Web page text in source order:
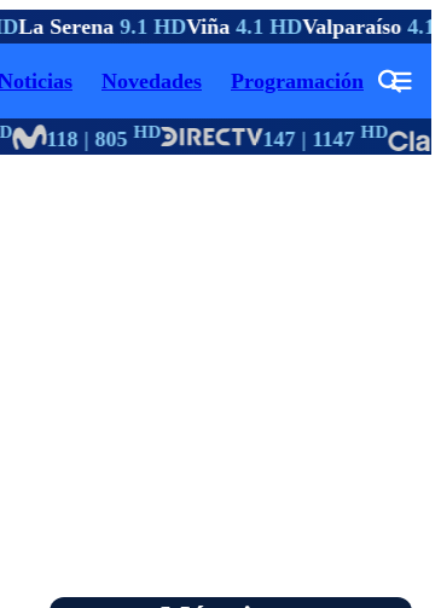
La Serena9.1 HDViña4.1 HDValparaíso4.1
Novedades Programación
118 | 805HD 147 | 1147HD